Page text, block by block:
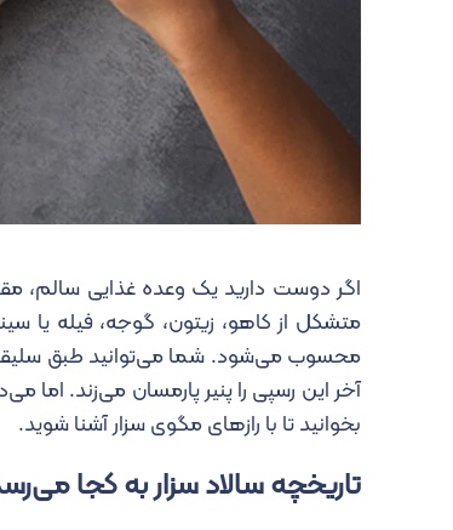
اگر دوست دارید یک وعده غذایی سالم،
متشکل از کاهو، زیتون، گوجه، فیله یا
محسوب می‌شود. شما می‌توانید طبق سلیقه
آخر این رسپی را پنیر پارمسان می‌زند. اما
بخوانید تا با رازهای مگوی سزار آشنا شوید.
تاریخچه سالاد سزار به کجا